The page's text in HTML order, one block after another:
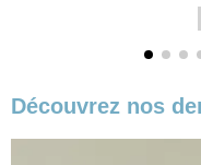
Découvrez nos